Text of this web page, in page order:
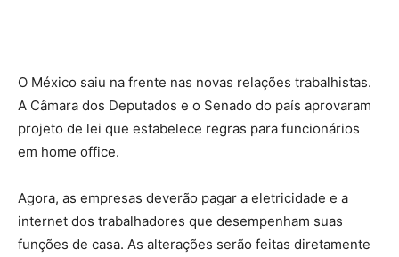
O México saiu na frente nas novas relações trabalhistas.
A Câmara dos Deputados e o Senado do país aprovaram
projeto de lei que estabelece regras para funcionários
em home office.
Agora, as empresas deverão pagar a eletricidade e a
internet dos trabalhadores que desempenham suas
funções de casa. As alterações serão feitas diretamente